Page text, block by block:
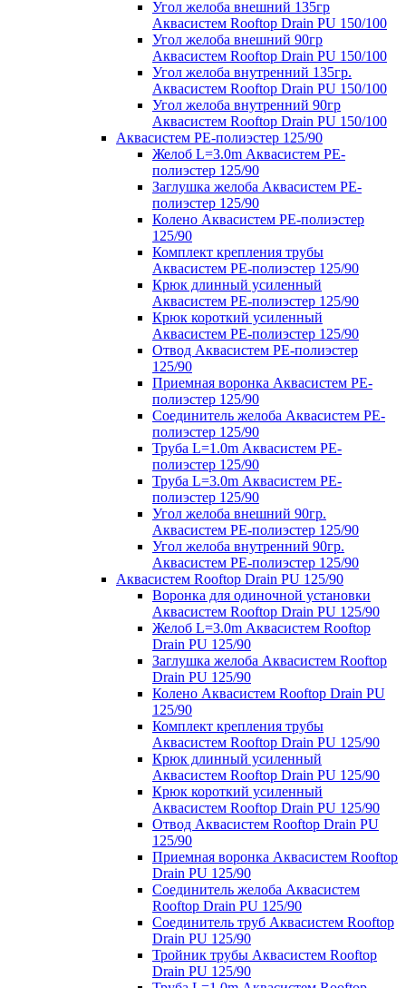
Угол желоба внешний 135гр
Аквасистем Rooftop Drain PU 150/100
Угол желоба внешний 90гр
Аквасистем Rooftop Drain PU 150/100
Угол желоба внутренний 135гр.
Аквасистем Rooftop Drain PU 150/100
Угол желоба внутренний 90гр
Аквасистем Rooftop Drain PU 150/100
Аквасистем PE-полиэстер 125/90
Желоб L=3.0m Аквасистем PE-
полиэстер 125/90
Заглушка желоба Аквасистем PE-
полиэстер 125/90
Колено Аквасистем PE-полиэстер
125/90
Комплект крепления трубы
Аквасистем PE-полиэстер 125/90
Крюк длинный усиленный
Аквасистем PE-полиэстер 125/90
Крюк короткий усиленный
Аквасистем PE-полиэстер 125/90
Отвод Аквасистем РЕ-полиэстер
125/90
Приемная воронка Аквасистем PE-
полиэстер 125/90
Соединитель желоба Аквасистем PE-
полиэстер 125/90
Труба L=1.0m Аквасистем PE-
полиэстер 125/90
Труба L=3.0m Аквасистем PE-
полиэстер 125/90
Угол желоба внешний 90гр.
Аквасистем PE-полиэстер 125/90
Угол желоба внутренний 90гр.
Аквасистем PE-полиэстер 125/90
Аквасистем Rooftop Drain PU 125/90
Воронка для одиночной установки
Аквасистем Rooftop Drain PU 125/90
Желоб L=3.0m Аквасистем Rooftop
Drain PU 125/90
Заглушка желоба Аквасистем Rooftop
Drain PU 125/90
Колено Аквасистем Rooftop Drain PU
125/90
Комплект крепления трубы
Аквасистем Rooftop Drain PU 125/90
Крюк длинный усиленный
Аквасистем Rooftop Drain PU 125/90
Крюк короткий усиленный
Аквасистем Rooftop Drain PU 125/90
Отвод Аквасистем Rooftop Drain PU
125/90
Приемная воронка Аквасистем Rooftop
Drain PU 125/90
Соединитель желоба Аквасистем
Rooftop Drain PU 125/90
Соединитель труб Аквасистем Rooftop
Drain PU 125/90
Тройник трубы Аквасистем Rooftop
Drain PU 125/90